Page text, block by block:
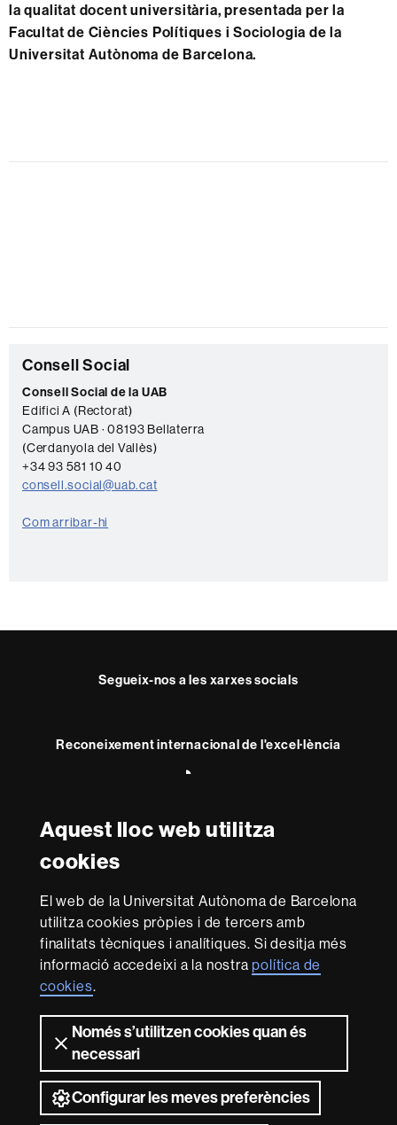
Aquest lloc web utilitza
cookies
El web de la Universitat Autònoma de Barcelona
utilitza cookies pròpies i de tercers amb
finalitats tècniques i analítiques. Si desitja més
informació accedeixi a la nostrapolítica de
cookies.
Només s’utilitzen cookies quan és
necessari
Configurar les meves preferències
la qualitat docent universitària, presentada per la
Facultat de Ciències Polítiques i Sociologia de la
Universitat Autònoma de Barcelona.
Informació
complementària
C
o
n
t
a
c
t
Consell Social
Consell Social de la UAB
Edifici A (Rectorat)
Campus UAB · 08193 Bellaterra
(Cerdanyola del Vallès)
+34 93 581 10 40
consell.social@uab.cat
Com arribar-hi
Segueix-nos a les xarxes socials
Reconeixement internacional de l'excel·lència
Research
Sobre
aquest
web
El Consell Social és l'òrgan de participació de la societat
en la Universitat. Promou polítiques de qualitat i de
millora en els diferents àmbits de la Universitat. Exerceix
les funcions que té atribuïdes per llei sobre la
programació i la gestió; l’economia, el pressupost i el
patrimoni, i la comunitat universitària de la UAB. I, en
especial, fomenta la col·laboració, relació i transferència
entre la Universitat i el seu entorn.